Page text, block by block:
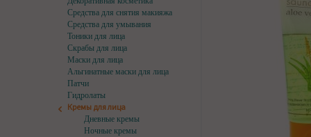
Средства для снятия макияжа
Средства для умывания
Тоники для лица
Скрабы для лица
Маски для лица
Альгинатные маски для лица
Патчи
Гидролаты
Кремы для лица
Дневные кремы
Ночные кремы